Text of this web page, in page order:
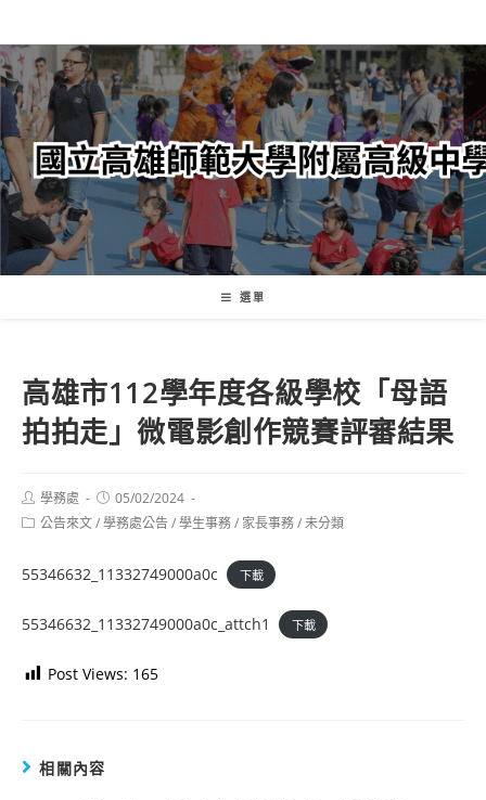
轉
至
主
內
容
選單
高雄市112學年度各級學校「母語
拍拍走」微電影創作競賽評審結果
Post
author:
學務處
Post
published:
05/02/2024
Post公告來文/學務處公告/學生事務/ 家長事務/未分類
55346632_11332749000a0c 下載
55346632_11332749000a0c_attch1 下載
Post Views: 165
相關內容